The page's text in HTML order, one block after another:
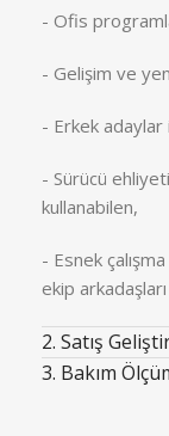
- Ofis
- Gelişim ve
- Erkek adaylar
- Sürücü
kullanabilen,
- Esnek
ekip
2. Satış
3. Bakım